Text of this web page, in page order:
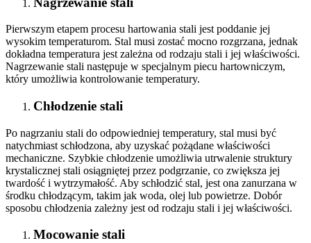
Pierwszym etapem procesu hartowania stali jest poddanie jej
wysokim temperaturom. Stal musi zostać mocno rozgrzana, jednak
dokładna temperatura jest zależna od rodzaju stali i jej właściwości.
Nagrzewanie stali następuje w specjalnym piecu hartowniczym,
który umożliwia kontrolowanie temperatury.
Chłodzenie stali
Po nagrzaniu stali do odpowiedniej temperatury, stal musi być
natychmiast schłodzona, aby uzyskać pożądane właściwości
mechaniczne. Szybkie chłodzenie umożliwia utrwalenie struktury
krystalicznej stali osiągniętej przez podgrzanie, co zwiększa jej
twardość i wytrzymałość. Aby schłodzić stal, jest ona zanurzana w
środku chłodzącym, takim jak woda, olej lub powietrze. Dobór
sposobu chłodzenia zależny jest od rodzaju stali i jej właściwości.
Mocowanie stali